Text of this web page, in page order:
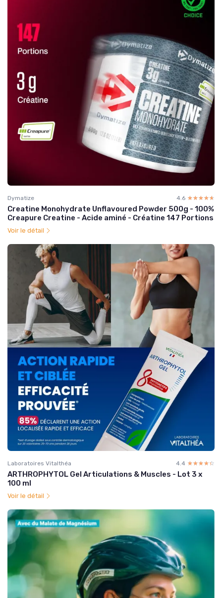
Dymatize 4.6 ☆☆☆☆☆
★★★★★
Creatine Monohydrate Unflavoured Powder 500g - 100%
Creapure Creatine - Acide aminé - Créatine 147 Portions
Voir le détail
Laboratoires Vitalthéa 4.4 ☆☆☆☆☆
★★★★★
ARTHROPHYTOL Gel Articulations & Muscles - Lot 3 x
100 ml
Voir le détail